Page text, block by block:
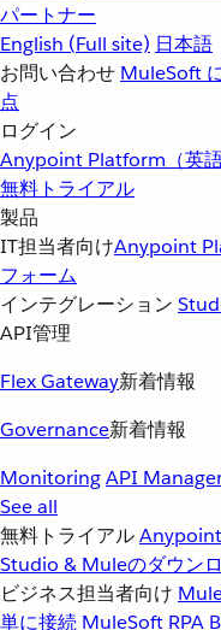
パートナー
English (Full site) 日本語
お問い合わせ MuleSoft
点
ログイン
Anypoint Platform（英語
無料トライアル
製品
IT担当者向けAnypoint
フォーム
インテグレーション
API管理
Flex Gateway新着情報
Governance新着情報
MonitoringAPI
See all
無料トライアル
Studio & Muleのダウン
ビジネス担当者向け
単に接続 MuleSoft RPA